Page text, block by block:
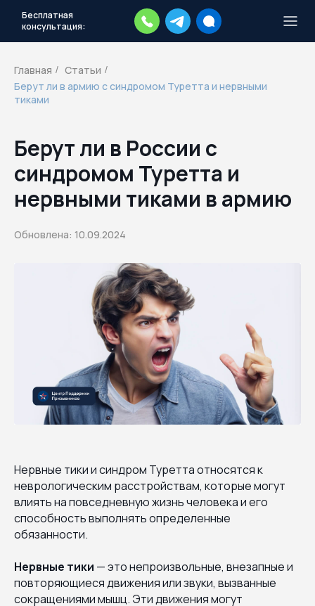
Бесплатная
консультация:
Главная / Статьи /
Берут ли в армию с синдромом Туретта и нервными
тиками
Берут ли в России с
синдромом Туретта и
нервными тиками в армию
Обновлена: 10.09.2024
Нервные тики и синдром Туретта относятся к
неврологическим расстройствам, которые могут
влиять на повседневную жизнь человека и его
способность выполнять определенные
обязанности.
Нервные тики — это непроизвольные, внезапные и
повторяющиеся движения или звуки, вызванные
сокращениями мышц. Эти движения могут
каждый день.
действий